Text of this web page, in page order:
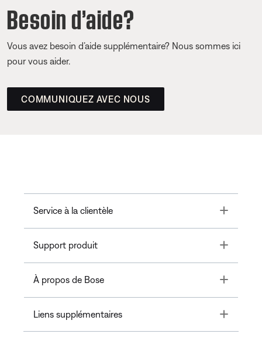
Besoin d’aide?
Vous avez besoin d’aide supplémentaire? Nous sommes ici
pour vous aider.
COMMUNIQUEZ AVEC NOUS
Service à la clientèle Toggle
Support produit Toggle
À propos de Bose Toggle
Liens supplémentaires Toggle